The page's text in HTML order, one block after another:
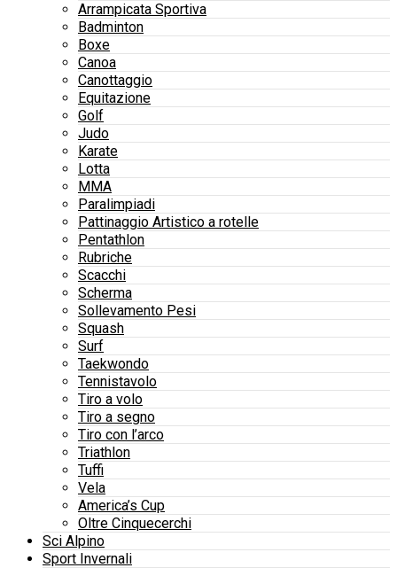
Arrampicata Sportiva
Badminton
Boxe
Canoa
Canottaggio
Equitazione
Golf
Judo
Karate
Lotta
MMA
Paralimpiadi
Pattinaggio Artistico a rotelle
Pentathlon
Rubriche
Scacchi
Scherma
Sollevamento Pesi
Squash
Surf
Taekwondo
Tennistavolo
Tiro a volo
Tiro a segno
Tiro con l’arco
Triathlon
Tuffi
Vela
America’s Cup
Oltre Cinquecerchi
Sci Alpino
Sport Invernali